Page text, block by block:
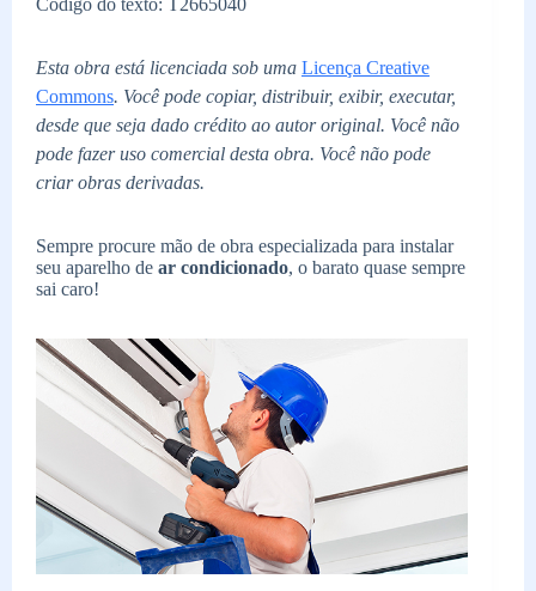
Esta obra está licenciada sob uma Licença Creative
Commons. Você pode copiar, distribuir, exibir, executar,
desde que seja dado crédito ao autor original. Você não
pode fazer uso comercial desta obra. Você não pode
criar obras derivadas.
Sempre procure mão de obra especializada para instalar
seu aparelho de ar condicionado, o barato quase sempre
sai caro!